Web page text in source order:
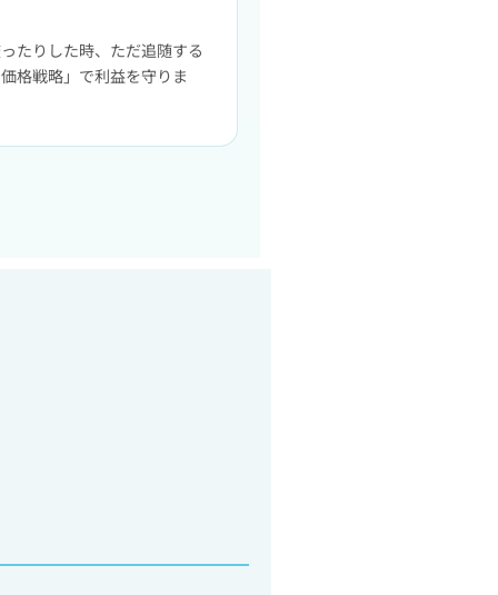
たりした時、ただ追随する
格戦略」で利益を守りま